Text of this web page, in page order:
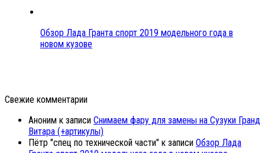
Обзор Лада Гранта спорт 2019 модельного года в
новом кузове
Свежие комментарии
Аноним к записи Снимаем фару для замены на Сузуки Гранд
Витара (+артикулы)
Пётр "спец по технической части" к записи Обзор Лада